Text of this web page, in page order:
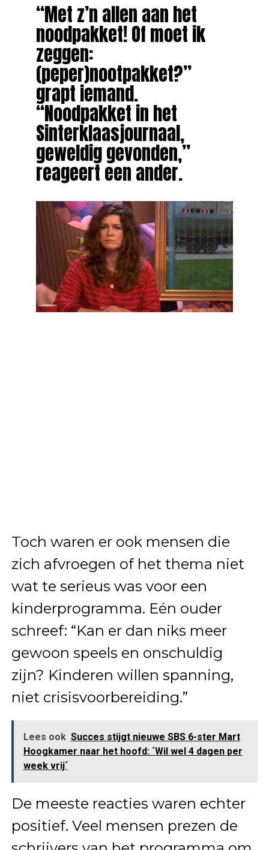
“Met z’n allen aan het
noodpakket! Of moet ik
zeggen:
(peper)nootpakket?”
grapt iemand.
“Noodpakket in het
Sinterklaasjournaal,
geweldig gevonden,”
reageert een ander.
Toch waren er ook mensen die
zich afvroegen of het thema niet
wat te serieus was voor een
kinderprogramma. Eén ouder
schreef: “Kan er dan niks meer
gewoon speels en onschuldig
zijn? Kinderen willen spanning,
niet crisisvoorbereiding.”
Lees ook Succes stijgt nieuwe SBS 6-ster Mart
Hoogkamer naar het hoofd: ´Wil wel 4 dagen per
week vrij´
De meeste reacties waren echter
positief. Veel mensen prezen de